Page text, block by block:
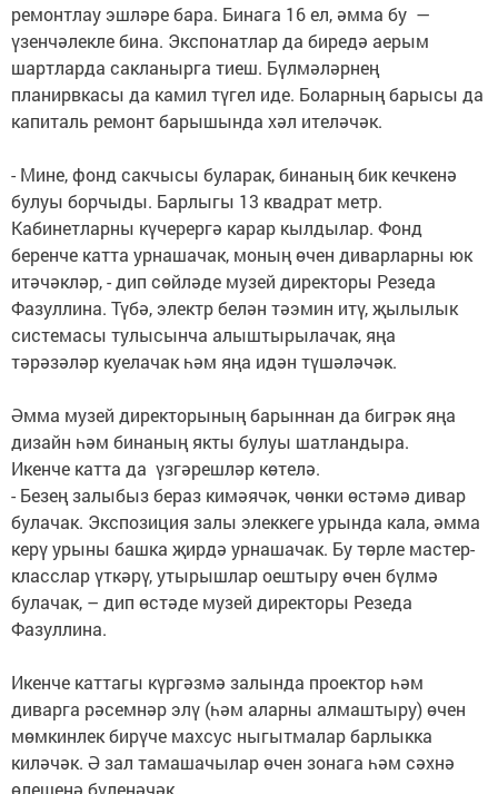
ремонтлау эшләре бара. Бинага 16 ел, әмма бу —
үзенчәлекле бина. Экспонатлар да биредә аерым
шартларда сакланырга тиеш. Бүлмәләрнең
планирвкасы да камил түгел иде. Боларның барысы да
капиталь ремонт барышында хәл ителәчәк.
- Мине, фонд сакчысы буларак, бинаның бик кечкенә
булуы борчыды. Барлыгы 13 квадрат метр.
Кабинетларны күчерергә карар кылдылар. Фонд
беренче катта урнашачак, моның өчен диварларны юк
итәчәкләр, - дип сөйләде музей директоры Резеда
Фазуллина. Түбә, электр белән тәэмин итү, җылылык
системасы тулысынча алыштырылачак, яңа
тәрәзәләр куелачак һәм яңа идән түшәләчәк.
Әмма музей директорының барыннан да бигрәк яңа
дизайн һәм бинаның якты булуы шатландыра.
Икенче катта да үзгәрешләр көтелә.
- Безең залыбыз бераз кимәячәк, чөнки өстәмә дивар
булачак. Экспозиция залы элеккеге урында кала, әмма
керү урыны башка җирдә урнашачак. Бу төрле мастер-
класслар үткәрү, утырышлар оештыру өчен бүлмә
булачак, – дип өстәде музей директоры Резеда
Фазуллина.
Икенче каттагы күргәзмә залында проектор һәм
диварга рәсемнәр элү (һәм аларны алмаштыру) өчен
мөмкинлек бирүче махсус ныгытмалар барлыкка
киләчәк. Ә зал тамашачылар өчен зонага һәм сәхнә
өлешенә бүленәчәк.